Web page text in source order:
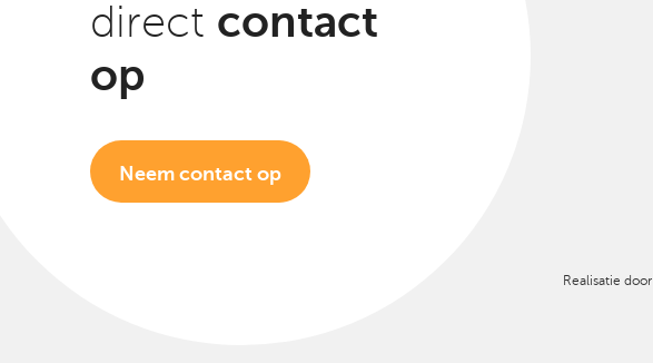
direct contact
op
Neem contact op
Realisatie door